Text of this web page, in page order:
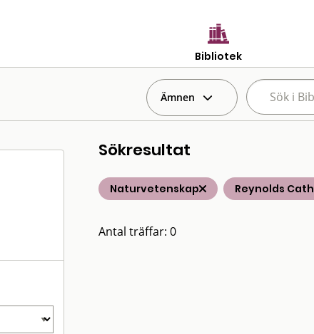
Bibliotek
Ämnen
Sökresultat
Naturvetenskap Reynolds Cath
Antal träffar: 0